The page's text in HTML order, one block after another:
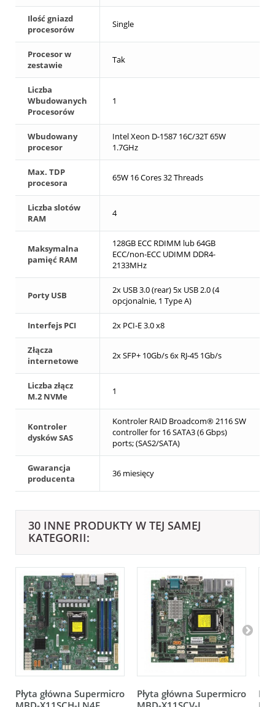
Ilość gniazd
procesorów
Single
Procesor w
zestawie
Tak
Liczba
Wbudowanych
Procesorów
1
Wbudowany
procesor
Intel Xeon D-1587 16C/32T 65W
1.7GHz
Max. TDP
procesora
65W 16 Cores 32 Threads
Liczba slotów
RAM
4
Maksymalna
pamięć RAM
128GB ECC RDIMM lub 64GB
ECC/non-ECC UDIMM DDR4-
2133MHz
Porty USB
2x USB 3.0 (rear) 5x USB 2.0 (4
opcjonalnie, 1 Type A)
Interfejs PCI 2x PCI-E 3.0 x8
Złącza
internetowe
2x SFP+ 10Gb/s 6x RJ-45 1Gb/s
Liczba złącz
M.2 NVMe
1
Kontroler
dysków SAS
Kontroler RAID Broadcom® 2116 SW
controller for 16 SATA3 (6 Gbps)
ports; (SAS2/SATA)
Gwarancja
producenta
36 miesięcy
30 INNE PRODUKTY W TEJ SAMEJ
KATEGORII:
Płyta główna Supermicro
Płyta główna Supermicro